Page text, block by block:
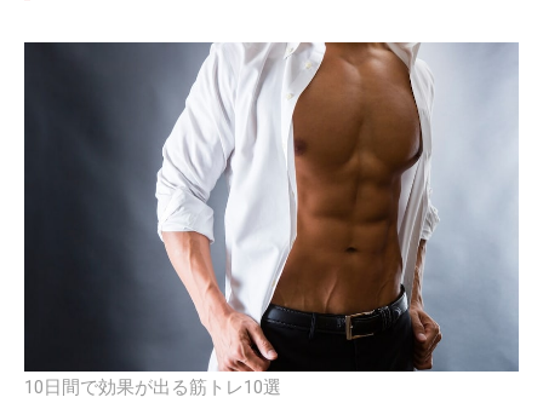
10日間で効果が出る筋トレ10選